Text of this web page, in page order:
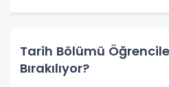
Tarih Bölümü
Bırakılıyor?